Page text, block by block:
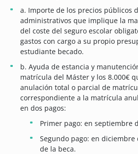
a. Importe de los precios públicos
administrativos que implique la
del coste del seguro escolar
gastos con cargo a su propio
estudiante becado.
b. Ayuda de estancia y
matrícula del Máster y los 8.000€
anulación total o parcial de
correspondiente a la matrícula
en dos pagos:
Primer pago: en septiembre
Segundo pago: en
de la beca.